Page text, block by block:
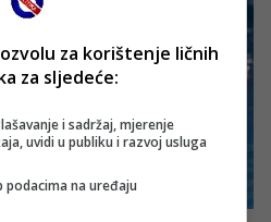
za korištenje ličnih
za sljedeće:
i sadržaj, mjerenje
uvidi u publiku i razvoj usluga
na uređaju